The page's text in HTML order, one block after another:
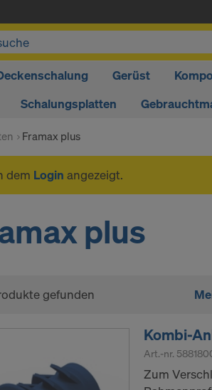
Gerüst
Schalungsplatten
Framax plus
dem Login angezeigt.
plus
gefunden
Kombi-
Art.-nr.
Zum